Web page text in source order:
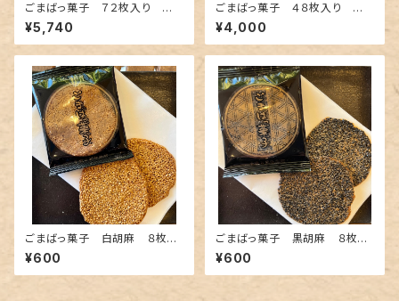
ごまばっ菓子 ７２枚入り 贈
答用（包装・のし・専用袋付き）
¥5,740
ごまばっ菓子 ４８枚入り 贈
答用（包装・のし・専用袋付き）
¥4,000
ごまばっ菓子 白胡麻 ８枚入
箱(２枚×４袋）
¥600
ごまばっ菓子 黒胡麻 ８枚入
箱(２枚×４袋）
¥600